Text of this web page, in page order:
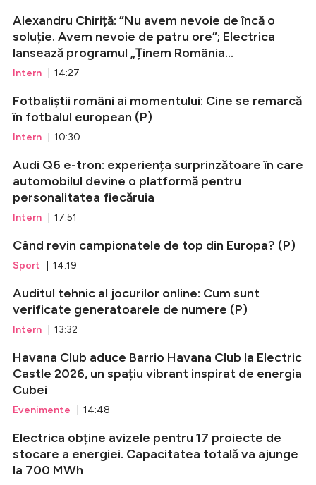
Alexandru Chiriță: ”Nu avem nevoie de încă o
soluție. Avem nevoie de patru ore”; Electrica
lansează programul „Ținem România...
Intern | 14:27
Fotbaliștii români ai momentului: Cine se remarcă
în fotbalul european (P)
Intern | 10:30
Audi Q6 e-tron: experiența surprinzătoare în care
automobilul devine o platformă pentru
personalitatea fiecăruia
Intern | 17:51
Când revin campionatele de top din Europa? (P)
Sport | 14:19
Auditul tehnic al jocurilor online: Cum sunt
verificate generatoarele de numere (P)
Intern | 13:32
Havana Club aduce Barrio Havana Club la Electric
Castle 2026, un spațiu vibrant inspirat de energia
Cubei
Evenimente | 14:48
Electrica obține avizele pentru 17 proiecte de
stocare a energiei. Capacitatea totală va ajunge
la 700 MWh